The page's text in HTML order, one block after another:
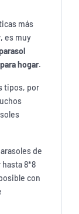
más
, es muy
hogar.
tipos, por
de
8*8
con